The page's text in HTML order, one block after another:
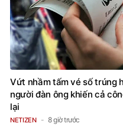
Vứt nhầm tấm vé số trúng
người đàn ông khiến cả
lại
NETIZEN 8 giờ trước